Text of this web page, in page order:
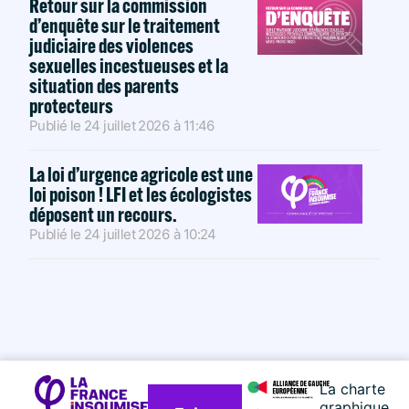
Retour sur la commission
d’enquête sur le traitement
judiciaire des violences
sexuelles incestueuses et la
situation des parents
protecteurs
Publié le 24 juillet 2026 à 11:46
La loi d’urgence agricole est une
loi poison ! LFI et les écologistes
déposent un recours.
Publié le 24 juillet 2026 à 10:24
La charte